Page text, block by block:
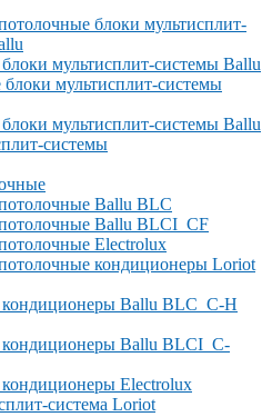
блоки мультисплит-
мультисплит-системы Ballu
мультисплит-системы
мультисплит-системы Ballu
системы
Ballu BLC
Ballu BLCI_CF
Electrolux
кондиционеры Loriot
кондиционеры Ballu BLC_C-H
кондиционеры Ballu BLCI_C-
Electrolux
система Loriot